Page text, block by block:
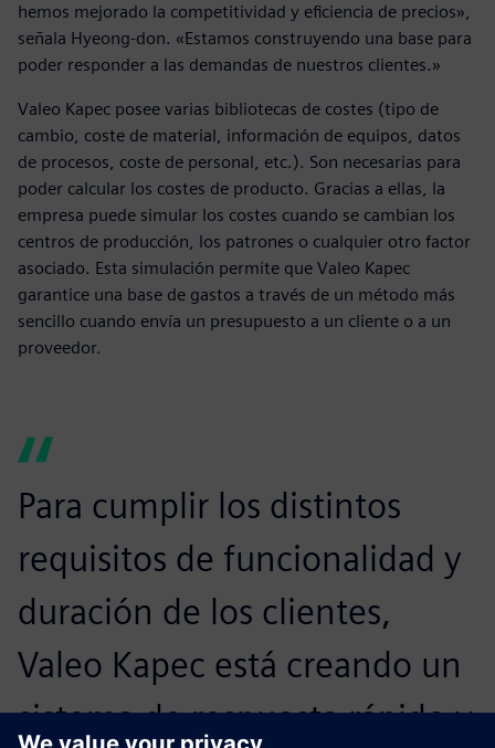
hemos mejorado la competitividad y eficiencia de precios»,
señala Hyeong-don. «Estamos construyendo una base para
poder responder a las demandas de nuestros clientes.»
Valeo Kapec posee varias bibliotecas de costes (tipo de
cambio, coste de material, información de equipos, datos
de procesos, coste de personal, etc.). Son necesarias para
poder calcular los costes de producto. Gracias a ellas, la
empresa puede simular los costes cuando se cambian los
centros de producción, los patrones o cualquier otro factor
asociado. Esta simulación permite que Valeo Kapec
garantice una base de gastos a través de un método más
sencillo cuando envía un presupuesto a un cliente o a un
proveedor.
Para cumplir los distintos
requisitos de funcionalidad y
duración de los clientes,
Valeo Kapec está creando un
sistema de respuesta rápido y